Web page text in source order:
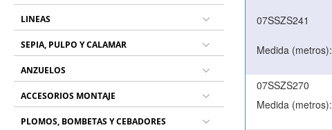
LINEAS
SEPIA, PULPO Y CALAMAR
ANZUELOS
ACCESORIOS MONTAJE
PLOMOS, BOMBETAS Y CEBADORES
07SSZS241
Medida (metros):
07SSZS270
Medida (metros):